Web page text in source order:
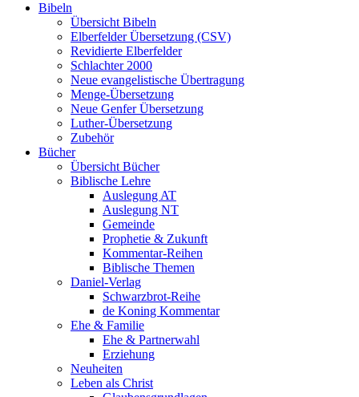
Bibeln
Übersicht Bibeln
Elberfelder Übersetzung (CSV)
Revidierte Elberfelder
Schlachter 2000
Neue evangelistische Übertragung
Menge-Übersetzung
Neue Genfer Übersetzung
Luther-Übersetzung
Zubehör
Bücher
Übersicht Bücher
Biblische Lehre
Auslegung AT
Auslegung NT
Gemeinde
Prophetie & Zukunft
Kommentar-Reihen
Biblische Themen
Daniel-Verlag
Schwarzbrot-Reihe
de Koning Kommentar
Ehe & Familie
Ehe & Partnerwahl
Erziehung
Neuheiten
Leben als Christ